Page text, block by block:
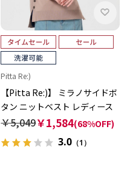
Pitta Re:)
【Pitta Re:)】 ミラノサイドボ
タン ニットベスト レディース
￥5,049￥1,584(68%OFF)
3.0 （1）